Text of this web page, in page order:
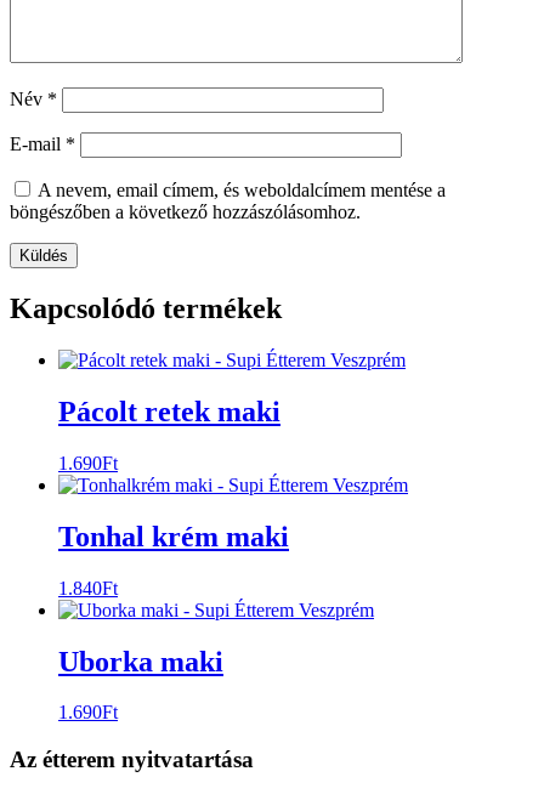
Név *
E-mail *
A nevem, email címem, és weboldalcímem mentése a
böngészőben a következő hozzászólásomhoz.
Küldés
Kapcsolódó termékek
Pácolt retek maki
1.690Ft
Tonhal krém maki
1.840Ft
Uborka maki
1.690Ft
Az étterem nyitvatartása